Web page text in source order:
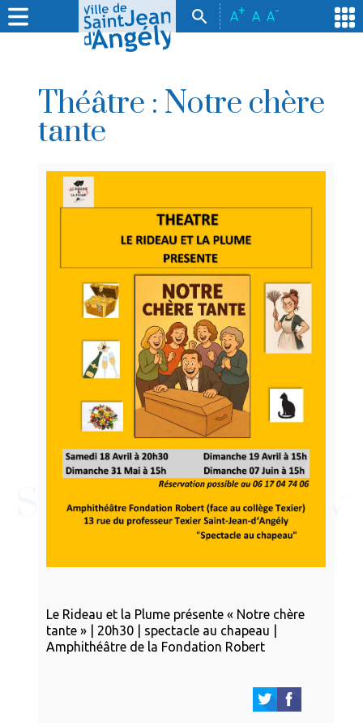
A+ A A-
Théâtre : Notre chère
tante
Le Rideau et la Plume présente « Notre chère
tante » | 20h30 | spectacle au chapeau |
Amphithéâtre de la Fondation Robert